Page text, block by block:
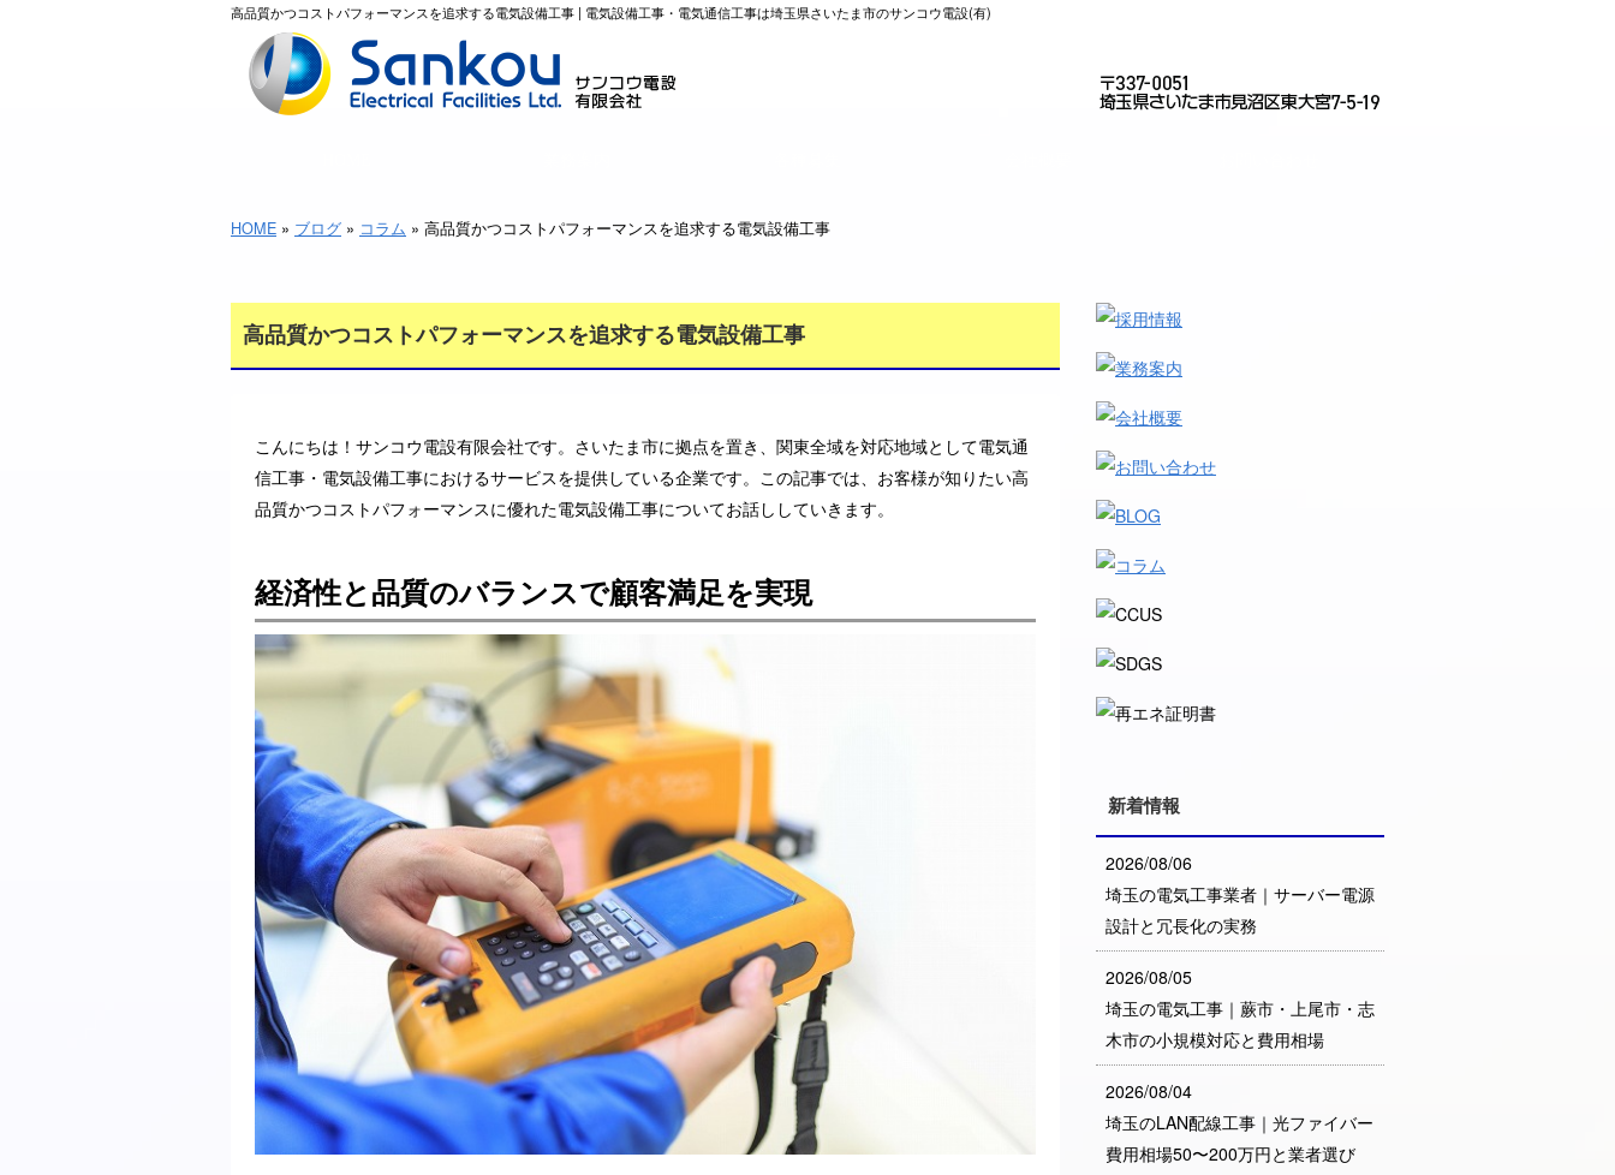
高品質かつコストパフォーマンスを追求する電気設備工事 | 電気設備工事・電気通信工事は埼玉県さいたま市のサンコウ電設(有)
HOME » ブログ » コラム » 高品質かつコストパフォーマンスを追求する電気設備工事
高品質かつコストパフォーマンスを追求する電気設備工事
こんにちは！サンコウ電設有限会社です。さいたま市に拠点を置き、関東全域を対応地域として電気通
信工事・電気設備工事におけるサービスを提供している企業です。この記事では、お客様が知りたい高
品質かつコストパフォーマンスに優れた電気設備工事についてお話ししていきます。
経済性と品質のバランスで顧客満足を実現
新着情報
2026/08/06
埼玉の電気工事業者｜サーバー電源
設計と冗長化の実務
2026/08/05
埼玉の電気工事｜蕨市・上尾市・志
木市の小規模対応と費用相場
2026/08/04
埼玉のLAN配線工事｜光ファイバー
費用相場50〜200万円と業者選び